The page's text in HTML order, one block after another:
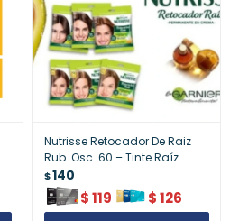
Nutrisse Retocador De Raiz
Rub. Osc. 60 – Tinte Raíz
Profesional
$140
$119 $126